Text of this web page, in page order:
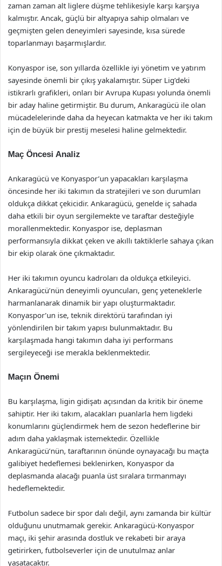
zaman zaman alt liglere düşme tehlikesiyle karşı karşıya
kalmıştır. Ancak, güçlü bir altyapıya sahip olmaları ve
geçmişten gelen deneyimleri sayesinde, kısa sürede
toparlanmayı başarmışlardır.
Konyaspor ise, son yıllarda özellikle iyi yönetim ve yatırım
sayesinde önemli bir çıkış yakalamıştır. Süper Lig’deki
istikrarlı grafikleri, onları bir Avrupa Kupası yolunda önemli
bir aday haline getirmiştir. Bu durum, Ankaragücü ile olan
mücadelelerinde daha da heyecan katmakta ve her iki takım
için de büyük bir prestij meselesi haline gelmektedir.
Maç Öncesi Analiz
Ankaragücü ve Konyaspor’un yapacakları karşılaşma
öncesinde her iki takımın da stratejileri ve son durumları
oldukça dikkat çekicidir. Ankaragücü, genelde iç sahada
daha etkili bir oyun sergilemekte ve taraftar desteğiyle
morallenmektedir. Konyaspor ise, deplasman
performansıyla dikkat çeken ve akıllı taktiklerle sahaya çıkan
bir ekip olarak öne çıkmaktadır.
Her iki takımın oyuncu kadroları da oldukça etkileyici.
Ankaragücü’nün deneyimli oyuncuları, genç yeteneklerle
harmanlanarak dinamik bir yapı oluşturmaktadır.
Konyaspor’un ise, teknik direktörü tarafından iyi
yönlendirilen bir takım yapısı bulunmaktadır. Bu
karşılaşmada hangi takımın daha iyi performans
sergileyeceği ise merakla beklenmektedir.
Maçın Önemi
Bu karşılaşma, ligin gidişatı açısından da kritik bir öneme
sahiptir. Her iki takım, alacakları puanlarla hem ligdeki
konumlarını güçlendirmek hem de sezon hedeflerine bir
adım daha yaklaşmak istemektedir. Özellikle
Ankaragücü’nün, taraftarının önünde oynayacağı bu maçta
galibiyet hedeflemesi beklenirken, Konyaspor da
deplasmanda alacağı puanla üst sıralara tırmanmayı
hedeflemektedir.
Futbolun sadece bir spor dalı değil, aynı zamanda bir kültür
olduğunu unutmamak gerekir. Ankaragücü-Konyaspor
maçı, iki şehir arasında dostluk ve rekabeti bir araya
getirirken, futbolseverler için de unutulmaz anlar
yaşatacaktır.